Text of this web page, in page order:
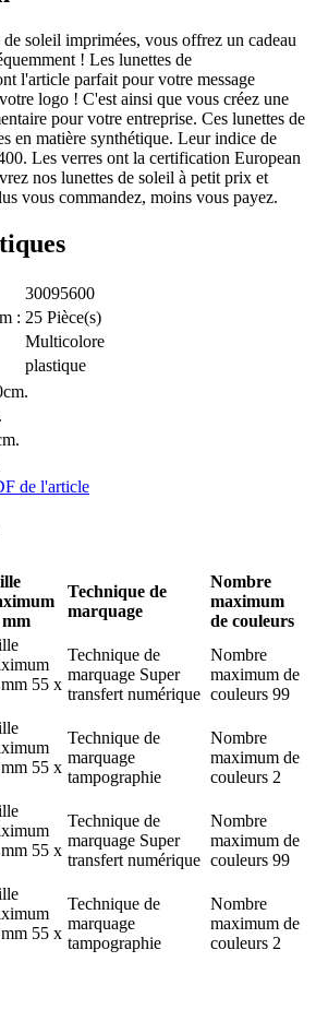
de soleil imprimées, vous offrez un cadeau
! Les lunettes de
l'article parfait pour votre message
logo ! C'est ainsi que vous créez une
pour votre entreprise. Ces lunettes de
en matière synthétique. Leur indice de
Les verres ont la certification European
nos lunettes de soleil à petit prix et
vous commandez, moins vous payez.
30095600
: 25 Pièce(s)
Multicolore
plastique
de l'article
Technique de
marquage
Nombre
maximum
de couleurs
55 x
Technique de
marquage Super
transfert numérique
Nombre
maximum de
couleurs 99
55 x
Technique de
marquage
tampographie
Nombre
maximum de
couleurs 2
55 x
Technique de
marquage Super
transfert numérique
Nombre
maximum de
couleurs 99
55 x
Technique de
marquage
tampographie
Nombre
maximum de
couleurs 2